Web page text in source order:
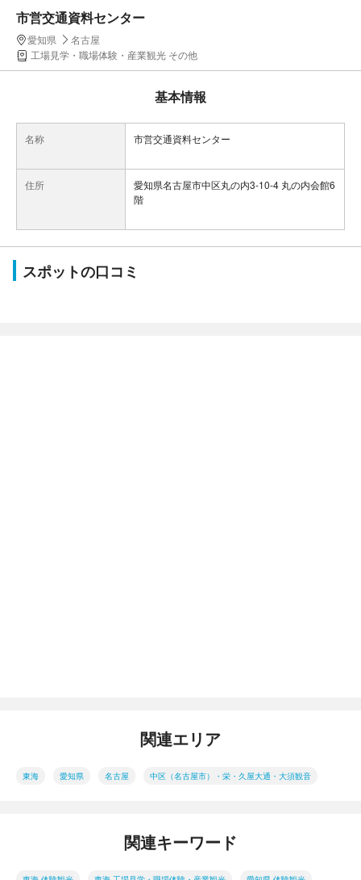
市営交通資料センター
愛知県
名古屋
工場見学・職場体験・産業観光 その他
基本情報
名称 市営交通資料センター
住所
愛知県名古屋市中区丸の内3-10-4 丸の内会館6
階
スポットの口コミ
関連エリア
東海 愛知県 名古屋 中区（名古屋市）・栄・久屋大通・大須観音
関連キーワード